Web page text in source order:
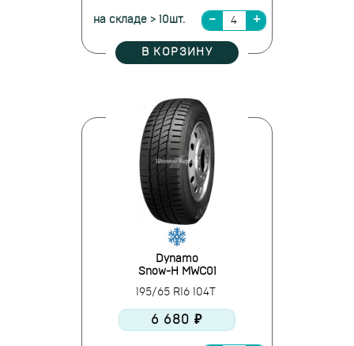
на складе > 10шт.
В КОРЗИНУ
Dynamo
Snow-H MWC01
195/65 R16 104T
6 680 ₽